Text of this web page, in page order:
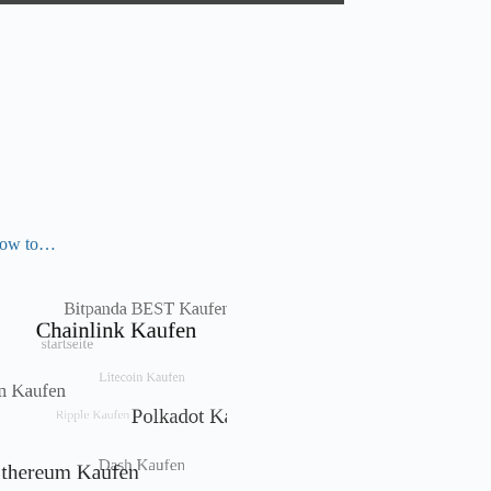
to…